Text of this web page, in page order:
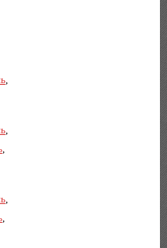
,
,
,
,
,